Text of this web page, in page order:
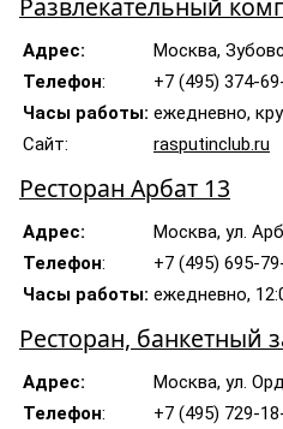
Развлекательный
Адрес:
Москва,
Телефон:
+7 (495) 374-
Часы работы: ежедневно,
Сайт:
rasputinclub.ru
Ресторан Арбат 13
Адрес:
Москва, ул.
Телефон:
+7 (495) 695-
Часы работы: ежедневно,
Ресторан, банкетный
Адрес:
Москва, ул.
Телефон:
+7 (495) 729-